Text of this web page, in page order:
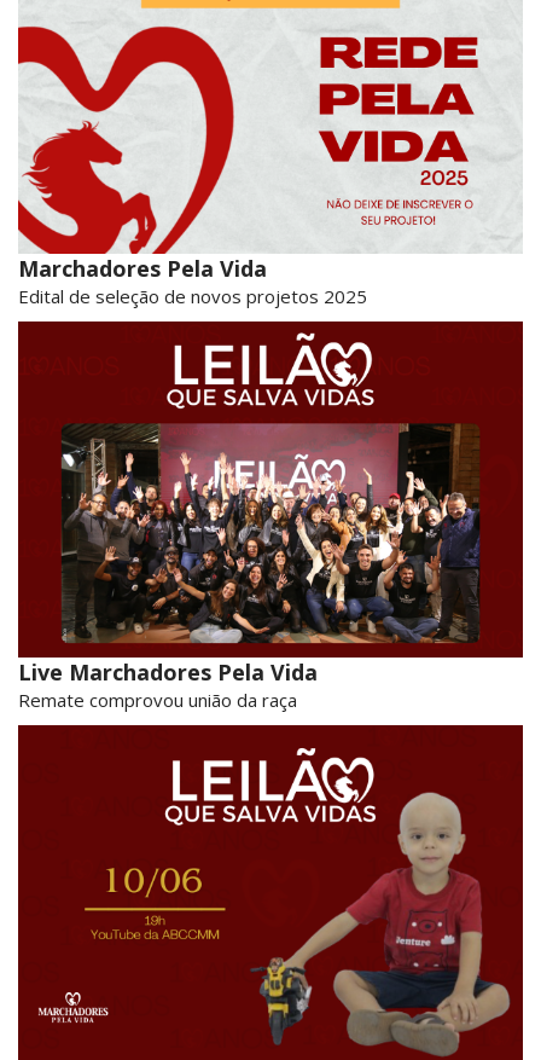
Marchadores Pela Vida
Edital de seleção de novos projetos 2025
Live Marchadores Pela Vida
Remate comprovou união da raça